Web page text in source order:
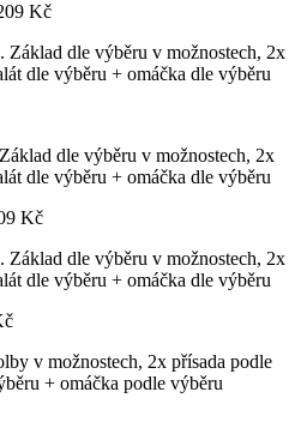
Kč
Základ dle výběru v možnostech, 2x
dle výběru + omáčka dle výběru
dle výběru v možnostech, 2x
dle výběru + omáčka dle výběru
Kč
Základ dle výběru v možnostech, 2x
dle výběru + omáčka dle výběru
v možnostech, 2x přísada podle
+ omáčka podle výběru